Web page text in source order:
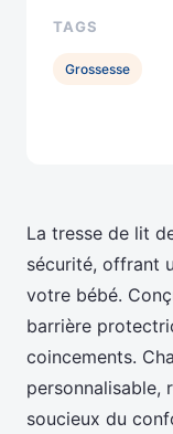
La tresse de lit
sécurité, offrant
votre bébé.
barrière
coincements.
personnalisable,
soucieux du
TAGS
Grossesse